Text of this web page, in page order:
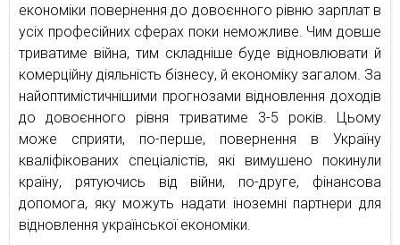
економіки повернення до довоєнного рівню зарплат в
усіх професійних сферах поки неможливе. Чим довше
триватиме війна, тим складніше буде відновлювати й
комерційну діяльність бізнесу, й економіку загалом. За
найоптимістичнішими прогнозами відновлення доходів
до довоєнного рівня триватиме 3-5 років. Цьому
може сприяти, по-перше, повернення в Україну
кваліфікованих спеціалістів, які вимушено покинули
країну, рятуючись від війни, по-друге, фінансова
допомога, яку можуть надати іноземні партнери для
відновлення української економіки.